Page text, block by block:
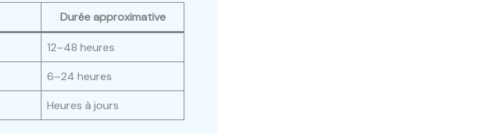
Durée approximative
12–48 heures
6–24 heures
Heures à jours